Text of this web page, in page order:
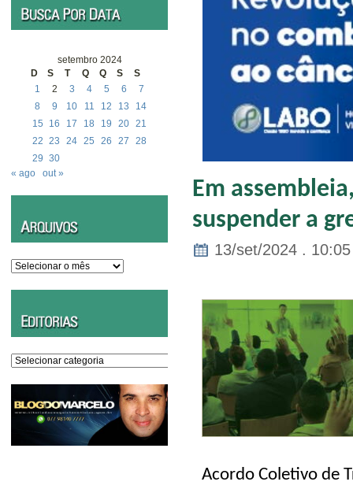
setembro 2024
D
S T Q Q S
S
1
2 3 4 5 6
7
8
9 10 11 12 13
14
15
16 17 18 19 20 21
22 23 24 25 26 27
28
29 30
« ago
out »
Arquivos
Editorias
Em
suspender a
13/set/2024 . 10:05
Acordo Coletivo de